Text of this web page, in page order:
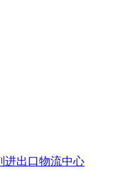
进出口物流中心